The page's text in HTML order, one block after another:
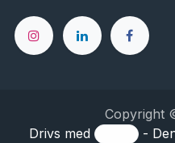
Copyright
Drivs med
-